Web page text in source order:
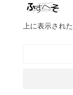
上に表示され